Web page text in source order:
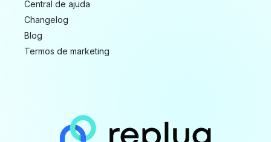
Central de ajuda
Changelog
Blog
Termos de marketing